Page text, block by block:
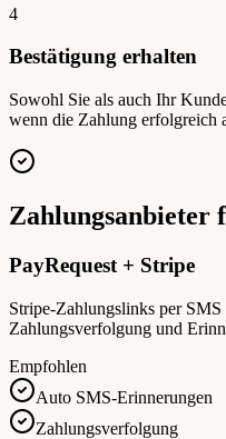
4
Bestätigung erhalten
Sowohl Sie als auch Ihr
wenn die Zahlung erfolgreich
Zahlungsanbieter
PayRequest + Stripe
Stripe-Zahlungslinks per SMS
Zahlungsverfolgung und
Empfohlen
Auto SMS-Erinnerungen
Zahlungsverfolgung